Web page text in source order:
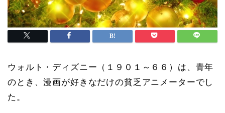
ウォルト・ディズニー（１９０１～６６）は、青年
のとき、漫画が好きなだけの貧乏アニメーターでし
た。